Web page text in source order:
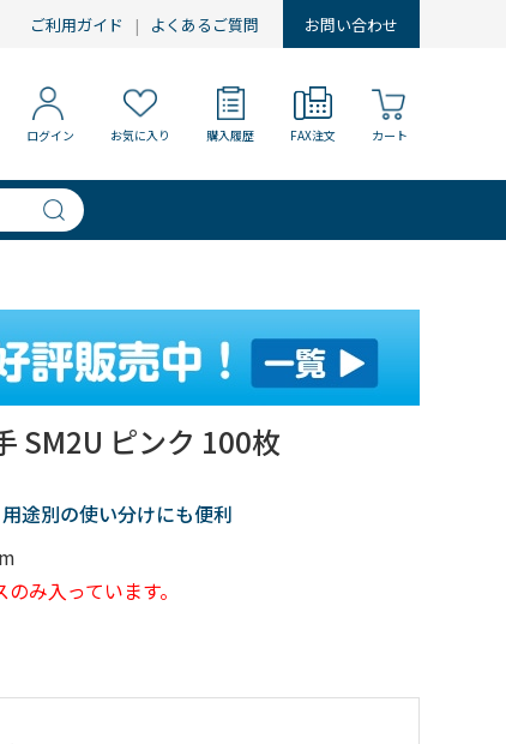
ご利用ガイド よくあるご質問 お問い合わせ
ログイン お気に入り 購入履歴 FAX注文 カート
SM2U ピンク 100枚
途別の使い分けにも便利
み入っています。